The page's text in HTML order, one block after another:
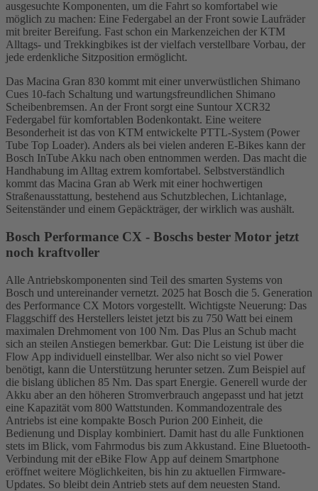
ausgesuchte Komponenten, um die Fahrt so komfortabel wie
möglich zu machen: Eine Federgabel an der Front sowie Laufräder
mit breiter Bereifung. Fast schon ein Markenzeichen der KTM
Alltags- und Trekkingbikes ist der vielfach verstellbare Vorbau, der
jede erdenkliche Sitzposition ermöglicht.
Das Macina Gran 830 kommt mit einer unverwüstlichen Shimano
Cues 10-fach Schaltung und wartungsfreundlichen Shimano
Scheibenbremsen. An der Front sorgt eine Suntour XCR32
Federgabel für komfortablen Bodenkontakt. Eine weitere
Besonderheit ist das von KTM entwickelte PTTL-System (Power
Tube Top Loader). Anders als bei vielen anderen E-Bikes kann der
Bosch InTube Akku nach oben entnommen werden. Das macht die
Handhabung im Alltag extrem komfortabel. Selbstverständlich
kommt das Macina Gran ab Werk mit einer hochwertigen
Straßenausstattung, bestehend aus Schutzblechen, Lichtanlage,
Seitenständer und einem Gepäckträger, der wirklich was aushält.
Bosch Performance CX - Boschs bester Motor jetzt
noch kraftvoller
Alle Antriebskomponenten sind Teil des smarten Systems von
Bosch und untereinander vernetzt. 2025 hat Bosch die 5. Generation
des Performance CX Motors vorgestellt. Wichtigste Neuerung: Das
Flaggschiff des Herstellers leistet jetzt bis zu 750 Watt bei einem
maximalen Drehmoment von 100 Nm. Das Plus an Schub macht
sich an steilen Anstiegen bemerkbar. Gut: Die Leistung ist über die
Flow App individuell einstellbar. Wer also nicht so viel Power
benötigt, kann die Unterstützung herunter setzen. Zum Beispiel auf
die bislang üblichen 85 Nm. Das spart Energie. Generell wurde der
Akku aber an den höheren Stromverbrauch angepasst und hat jetzt
eine Kapazität vom 800 Wattstunden. Kommandozentrale des
Antriebs ist eine kompakte Bosch Purion 200 Einheit, die
Bedienung und Display kombiniert. Damit hast du alle Funktionen
stets im Blick, vom Fahrmodus bis zum Akkustand. Eine Bluetooth-
Verbindung mit der eBike Flow App auf deinem Smartphone
eröffnet weitere Möglichkeiten, bis hin zu aktuellen Firmware-
Updates. So bleibt dein Antrieb stets auf dem neuesten Stand.